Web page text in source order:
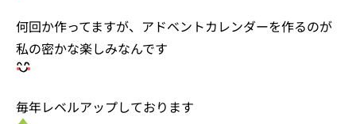
何回か作ってますが、アドベントカレンダーを作るのが
私の密かな楽しみなんです
毎年レベルアップしております